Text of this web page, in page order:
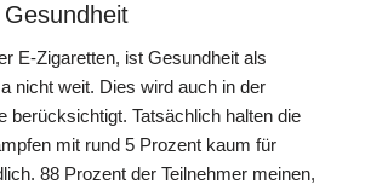
E-Zigaretten, ist Gesundheit als
nicht weit. Dies wird auch in der
berücksichtigt. Tatsächlich halten die
mit rund 5 Prozent kaum für
88 Prozent der Teilnehmer meinen,